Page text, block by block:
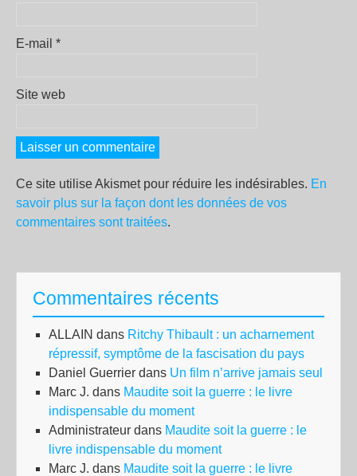
E-mail *
Site web
Ce site utilise Akismet pour réduire les indésirables. En
savoir plus sur la façon dont les données de vos
commentaires sont traitées.
Commentaires récents
ALLAIN dans Ritchy Thibault : un acharnement
répressif, symptôme de la fascisation du pays
Daniel Guerrier dans Un film n’arrive jamais seul
Marc J. dans Maudite soit la guerre : le livre
indispensable du moment
Administrateur dans Maudite soit la guerre : le
livre indispensable du moment
Marc J. dans Maudite soit la guerre : le livre